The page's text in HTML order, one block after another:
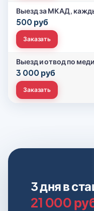
Выезд за МКАД,
500 руб
Заказать
Выезд и отвод по
3 000 руб
Заказать
3 дня в
21 000